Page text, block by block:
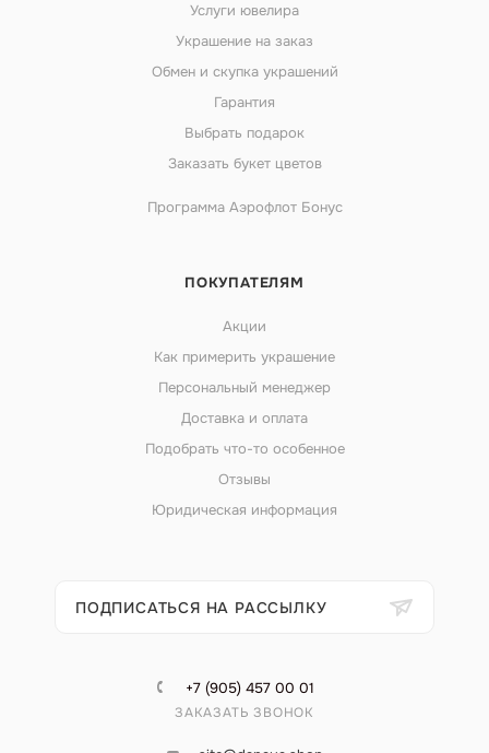
Услуги ювелира
Украшение на заказ
Обмен и скупка украшений
Гарантия
Выбрать подарок
Заказать букет цветов
Программа Аэрофлот Бонус
ПОКУПАТЕЛЯМ
Акции
Как примерить украшение
Персональный менеджер
Доставка и оплата
Подобрать что-то особенное
Отзывы
Юридическая информация
ПОДПИСАТЬСЯ НА РАССЫЛКУ
+7 (905) 457 00 01
ЗАКАЗАТЬ ЗВОНОК